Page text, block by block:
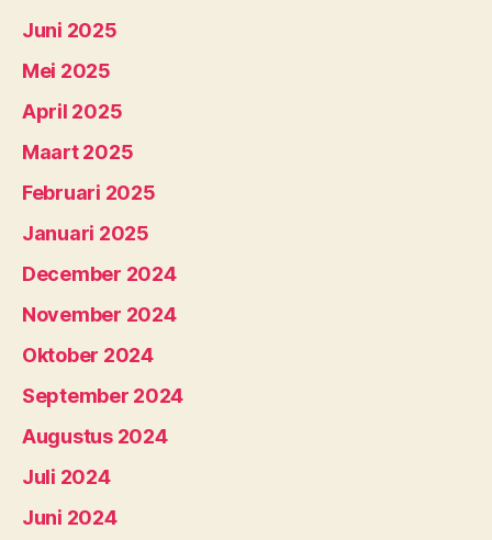
Juni 2025
Mei 2025
April 2025
Maart 2025
Februari 2025
Januari 2025
December 2024
November 2024
Oktober 2024
September 2024
Augustus 2024
Juli 2024
Juni 2024